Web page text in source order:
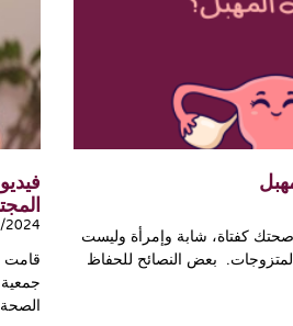
كفتاة، شابة وإمرأة وليست
بعض النصائح للحفاظ
2024
قامت
جمعية